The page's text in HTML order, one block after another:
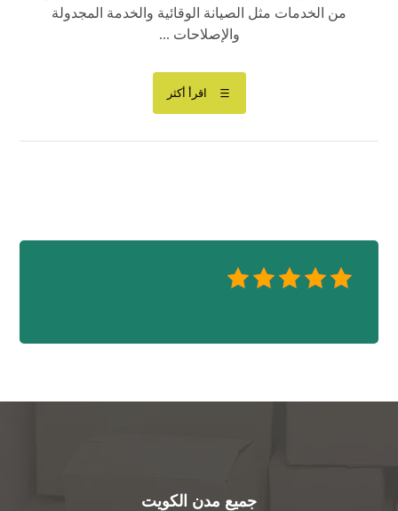
من الخدمات مثل الصيانة الوقائية والخدمة المجدولة
والإصلاحات ...
اقرأ أكثر
جميع مدن الكويت